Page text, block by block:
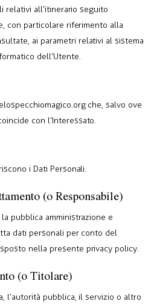
relativi all’itinerario seguito
con particolare riferimento alla
ai parametri relativi al sistema
dell’Utente.
che, salvo ove
con l’Interessato.
i Dati Personali.
(o Responsabile)
pubblica amministrazione e
dati personali per conto del
nella presente privacy policy.
(o Titolare)
l’autorità pubblica, il servizio o altro